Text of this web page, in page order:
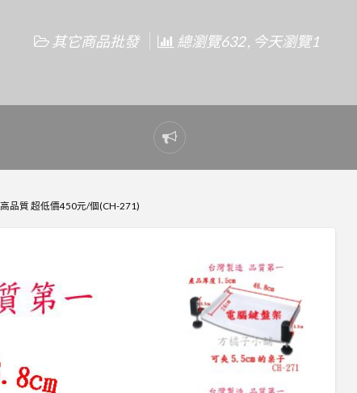
其它商品批發 總瀏覽632 , 今天瀏覽1
Report
problem
品質 超低價450元/個(CH-271)